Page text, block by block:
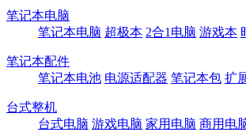
笔记本电脑
笔记本电脑 超极本 2合1电脑 游戏本
笔记本配件
笔记本电池 电源适配器 笔记本包 扩
台式整机
台式电脑 游戏电脑 家用电脑 商用电